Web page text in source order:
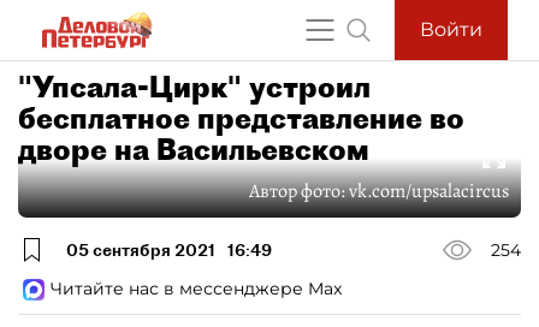
Войти
"Упсала-Цирк" устроил
бесплатное представление во
дворе на Васильевском
Автор фото:vk.com/upsalacircus
05 сентября 2021 16:49
254
Читайте нас в мессенджере Max